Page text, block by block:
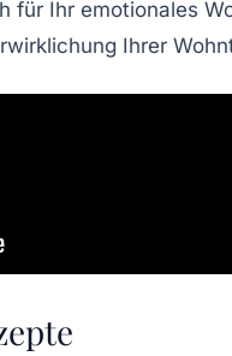
für Ihr emotionales
Ihrer